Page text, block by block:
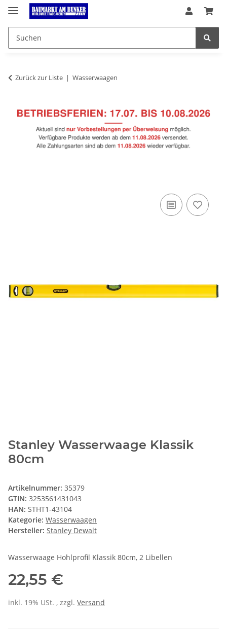
Zurück zur Liste Wasserwaagen
Stanley Wasserwaage Klassik
80cm
Artikelnummer: 35379
GTIN: 3253561431043
HAN: STHT1-43104
Kategorie: Wasserwaagen
Hersteller: Stanley Dewalt
Wasserwaage Hohlprofil Klassik 80cm, 2 Libellen
22,55 €
inkl. 19% USt. , zzgl. Versand